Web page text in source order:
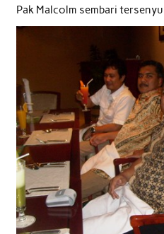
Pak Malcolm sembari